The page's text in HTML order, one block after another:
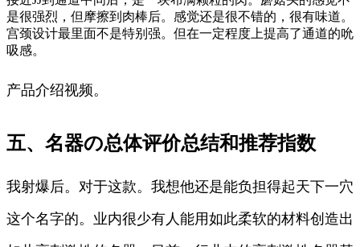
是很强烈，但摩擦到肉棒后。感觉还是很不错的，很有味道。
宫颈设计最里面不是特别强。但在一定程度上提高了通道的吮
吸感。
产品介绍视频。
五、名器の总体评价总结和推荐指数
我射爆后。对于这款。我想他还是能负担得起天下一穴
这个名字的。业内很少有人能用如此柔软的材料创造出